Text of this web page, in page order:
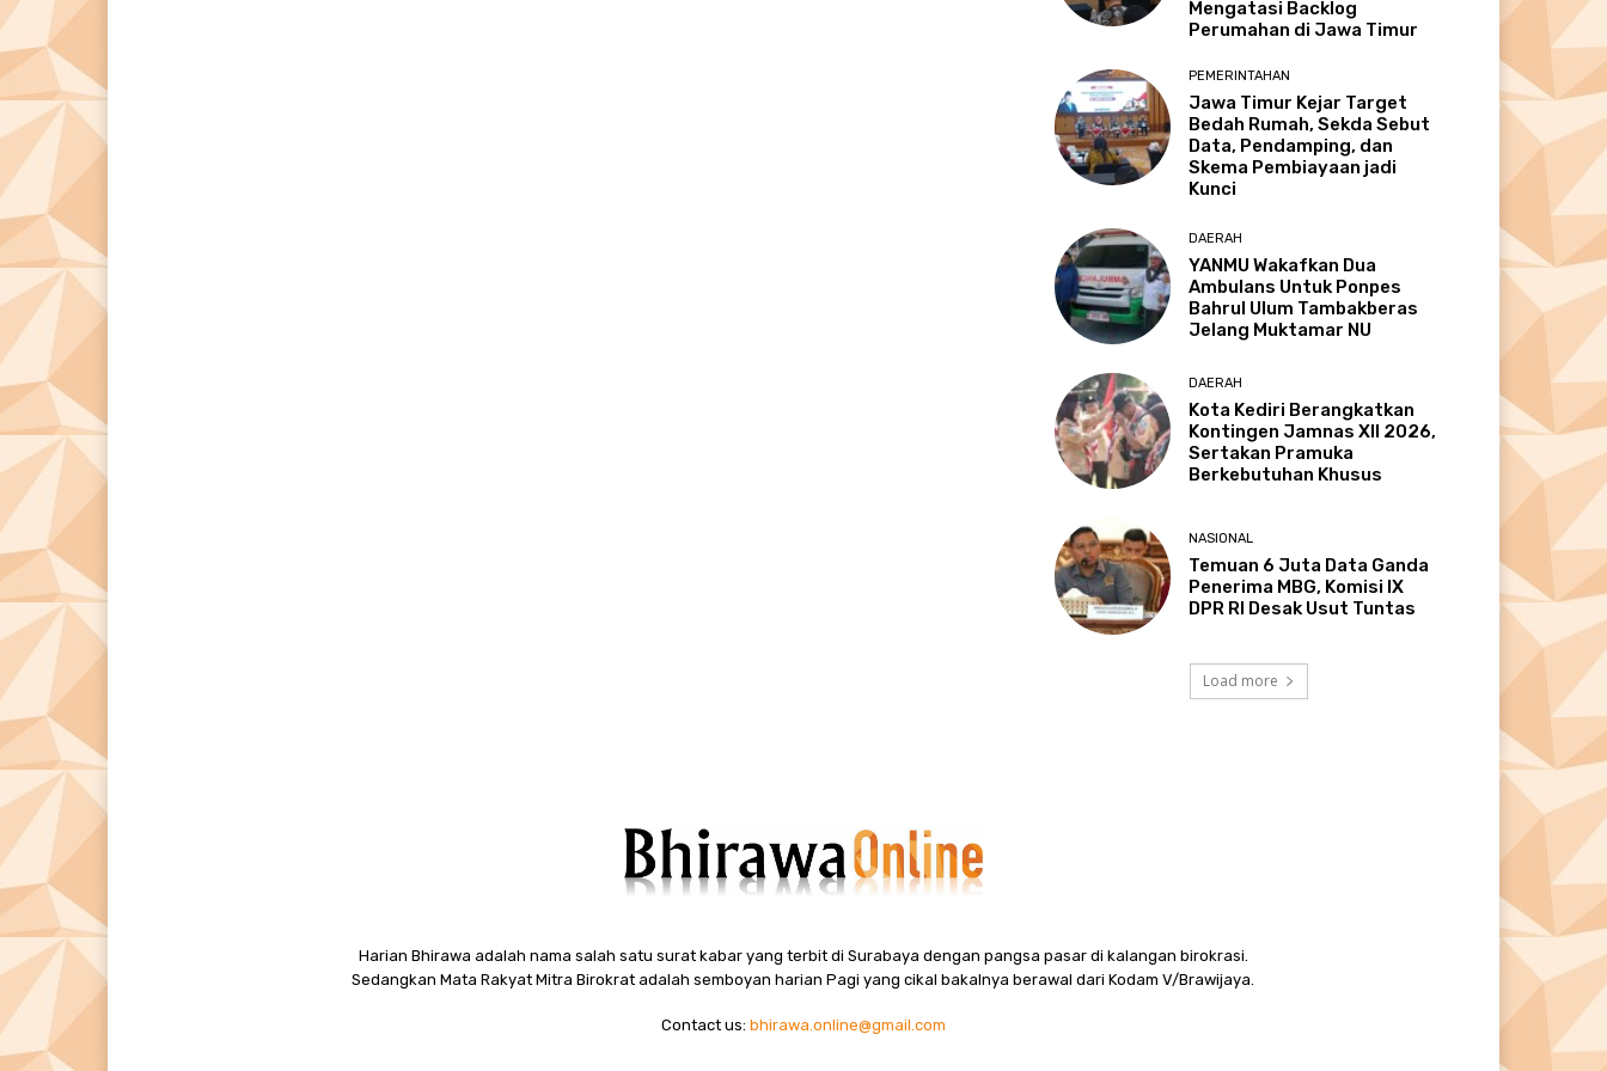
Mengatasi Backlog
Perumahan di Jawa Timur
PEMERINTAHAN
Jawa Timur Kejar Target
Bedah Rumah, Sekda Sebut
Data, Pendamping, dan
Skema Pembiayaan jadi
Kunci
DAERAH
YANMU Wakafkan Dua
Ambulans Untuk Ponpes
Bahrul Ulum Tambakberas
Jelang Muktamar NU
DAERAH
Kota Kediri Berangkatkan
Kontingen Jamnas XII 2026,
Sertakan Pramuka
Berkebutuhan Khusus
NASIONAL
Temuan 6 Juta Data Ganda
Penerima MBG, Komisi IX
DPR RI Desak Usut Tuntas
Load more
Harian Bhirawa adalah nama salah satu surat kabar yang terbit di Surabaya dengan pangsa pasar di kalangan birokrasi.
Sedangkan Mata Rakyat Mitra Birokrat adalah semboyan harian Pagi yang cikal bakalnya berawal dari Kodam V/Brawijaya.
Contact us: bhirawa.online@gmail.com